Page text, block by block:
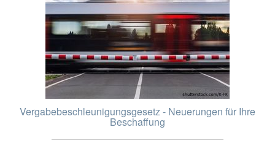
Vergabebeschleunigungsgesetz - Neuerungen für Ihre
Beschaffung